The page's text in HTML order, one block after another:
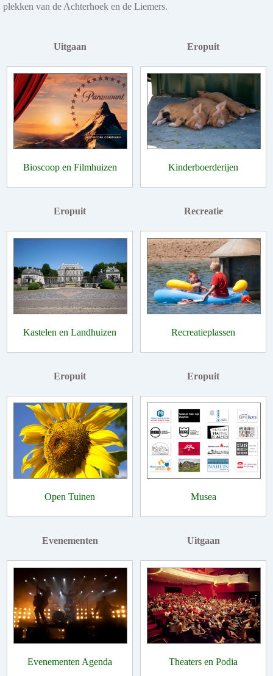
plekken van de Achterhoek en de Liemers.
Uitgaan
Bioscoop en Filmhuizen
Eropuit
Kinderboerderijen
Eropuit
Kastelen en Landhuizen
Recreatie
Recreatieplassen
Eropuit
Open Tuinen
Eropuit
Musea
Evenementen
Evenementen Agenda
Uitgaan
Theaters en Podia